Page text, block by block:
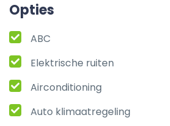
Opties
ABC
Elektrische ruiten
Airconditioning
Auto klimaatregeling